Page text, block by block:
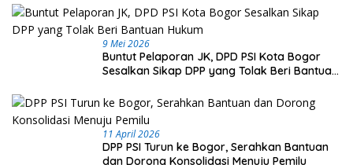
9 Mei 2026
Buntut Pelaporan JK, DPD PSI Kota Bogor
Sesalkan Sikap DPP yang Tolak Beri Bantuan
11 April 2026
DPP PSI Turun ke Bogor, Serahkan Bantuan
dan Dorong Konsolidasi Menuju Pemilu